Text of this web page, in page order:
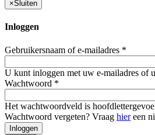
×Sluiten
Inloggen
Gebruikersnaam of e-mailadres *
U kunt inloggen met uw e-mailadres of
Wachtwoord *
Het wachtwoordveld is
Wachtwoord vergeten? Vraag hiereen
Inloggen